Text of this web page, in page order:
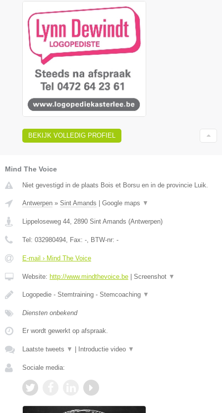
BEKIJK VOLLEDIG PROFIEL
Mind The Voice
Niet gevestigd in de plaats Bois et Borsu en in de provincie Luik.
Antwerpen » Sint Amands Google maps ▼
Lippeloseweg 44, 2890 Sint Amands (Antwerpen)
Tel: 032980494, Fax: -, BTW-nr: -
E-mail › Mind The Voice
Website: http://www.mindthevoice.be Screenshot ▼
Logopedie - Stemtraining - Stemcoaching ▼
Diensten onbekend
Er wordt gewerkt op afspraak.
Laatste tweets ▼ Introductie video ▼
Sociale media: